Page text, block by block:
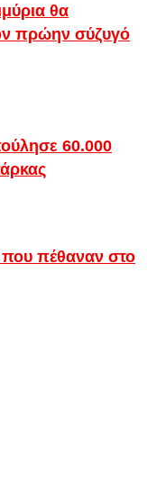
θα
πρώην σύζυγό
60.000
που πέθαναν στο